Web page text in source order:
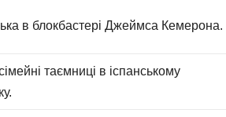
в блокбастері Джеймса Кемерона.
таємниці в іспанському